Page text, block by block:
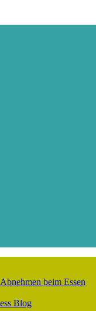
Abnehmen beim Essen
Blog